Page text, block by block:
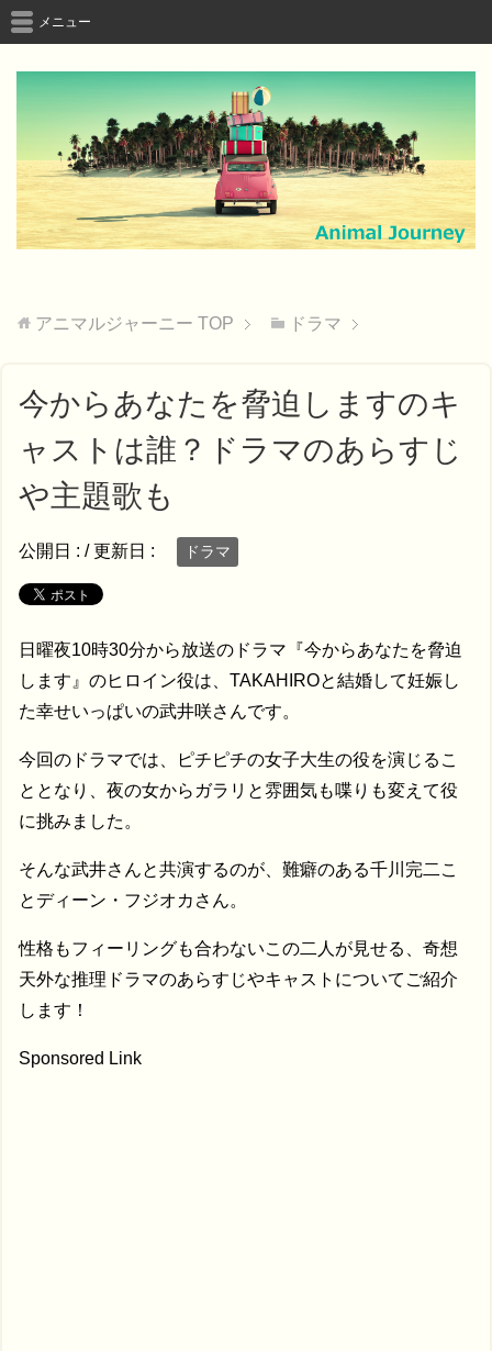
メニュー
アニマルジャーニー TOP ドラマ
今からあなたを脅迫しますのキ
ャストは誰？ドラマのあらすじ
や主題歌も
公開日 : / 更新日 : ドラマ
日曜夜10時30分から放送のドラマ『今からあなたを脅迫
します』のヒロイン役は、TAKAHIROと結婚して妊娠し
た幸せいっぱいの武井咲さんです。
今回のドラマでは、ピチピチの女子大生の役を演じるこ
ととなり、夜の女からガラリと雰囲気も喋りも変えて役
に挑みました。
そんな武井さんと共演するのが、難癖のある千川完二こ
とディーン・フジオカさん。
性格もフィーリングも合わないこの二人が見せる、奇想
天外な推理ドラマのあらすじやキャストについてご紹介
します！
Sponsored Link